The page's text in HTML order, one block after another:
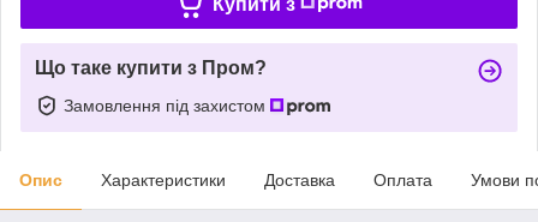
Що таке купити з Пром?
Замовлення під захистом
Опис Характеристики Доставка Оплата Умови